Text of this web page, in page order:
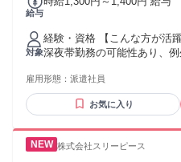
給与
1300～1400円と変動します。 毎月月末締・翌月15日お支払い
≪銀行口座指定なし！≫ 【日・週払いOK】 急な出費も安心♪
月に最大5回のお給料日！
対象
経験・資格 【こんな方が活
深夜帯勤務の可能性あり、
レル販売の経験がある方 ◆
色ネイルなど自由に勤務し
しっかり勤務したい方
雇用形態： 派遣社員
お気に入り
株式会社スリーピース